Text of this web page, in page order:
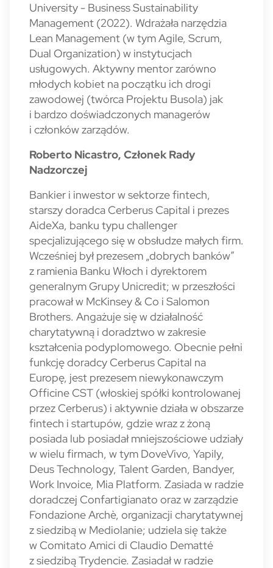
University - Business Sustainability
Management (2022). Wdrażała narzędzia
Lean Management (w tym Agile, Scrum,
Dual Organization) w instytucjach
usługowych. Aktywny mentor zarówno
młodych kobiet na początku ich drogi
zawodowej (twórca Projektu Busola) jak
i bardzo doświadczonych managerów
i członków zarządów.
Roberto Nicastro, Członek Rady
Nadzorczej
Bankier i inwestor w sektorze fintech,
starszy doradca Cerberus Capital i prezes
AideXa, banku typu challenger
specjalizującego się w obsłudze małych firm.
Wcześniej był prezesem „dobrych banków”
z ramienia Banku Włoch i dyrektorem
generalnym Grupy Unicredit; w przeszłości
pracował w McKinsey & Co i Salomon
Brothers. Angażuje się w działalność
charytatywną i doradztwo w zakresie
kształcenia podyplomowego. Obecnie pełni
funkcję doradcy Cerberus Capital na
Europę, jest prezesem niewykonawczym
Officine CST (włoskiej spółki kontrolowanej
przez Cerberus) i aktywnie działa w obszarze
fintech i startupów, gdzie wraz z żoną
posiada lub posiadał mniejszościowe udziały
w wielu firmach, w tym DoveVivo, Yapily,
Deus Technology, Talent Garden, Bandyer,
Work Invoice, Mia Platform. Zasiada w radzie
doradczej Confartigianato oraz w zarządzie
Fondazione Archè, organizacji charytatywnej
z siedzibą w Mediolanie; udziela się także
w Comitato Amici di Claudio Dematté
z siedzibą Trydencie. Zasiadał w radzie